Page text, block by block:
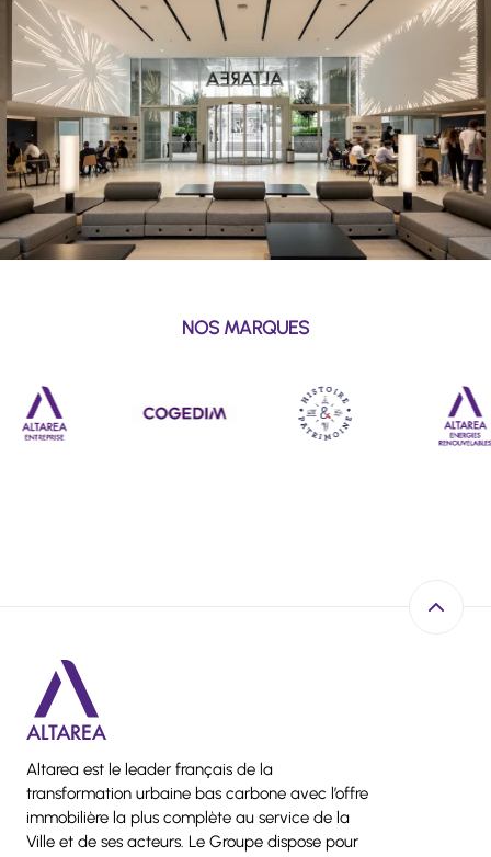
NOS MARQUES
Altarea est le leader français de la
transformation urbaine bas carbone avec l’offre
immobilière la plus complète au service de la
Ville et de ses acteurs. Le Groupe dispose pour
Retour